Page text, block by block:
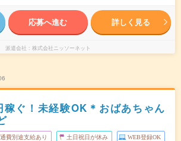
応募へ進む 詳しく見る
派遣会社 株式会社ニッソーネット
ぐ！未経験OK＊おばあちゃん
費別途支給あり 土日祝日が休み WEB登録OK